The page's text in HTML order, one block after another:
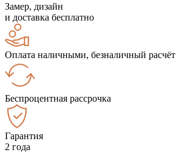
Замер, дизайн
и доставка бесплатно
Оплата наличными, безналичный расчёт
Беспроцентная рассрочка
Гарантия
2 года